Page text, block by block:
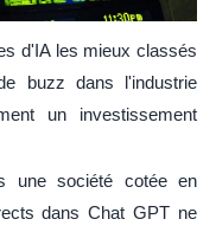
d'IA les mieux classés
buzz dans l'industrie
un investissement
une société cotée en
dans Chat GPT ne